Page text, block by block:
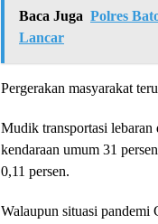
Baca Juga Polres
Lancar
Pergerakan masyarakat
Mudik transportasi lebaran
kendaraan umum 31
0,11 persen.
Walaupun situasi pandemi